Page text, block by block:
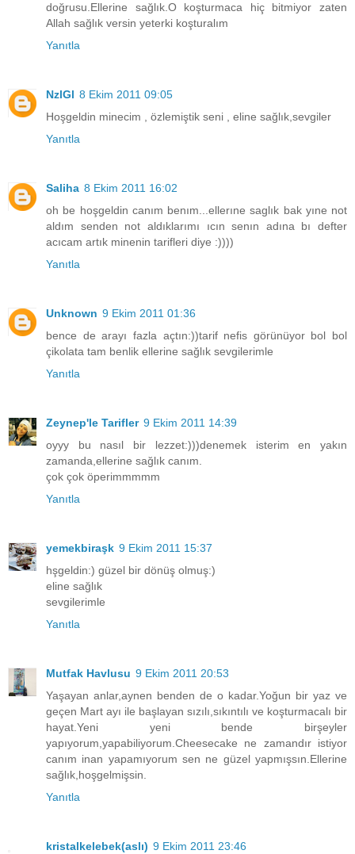
doğrusu.Ellerine sağlık.O koşturmaca hiç bitmiyor zaten
Allah sağlık versin yeterki koşturalım
Yanıtla
NzlGl 8 Ekim 2011 09:05
Hoşgeldin minecim , özlemiştik seni , eline sağlık,sevgiler
Yanıtla
Saliha 8 Ekim 2011 16:02
oh be hoşgeldin canım benım...ellerıne saglık bak yıne not
aldım senden not aldıklarımı ıcın senın adına bı defter
acıcam artık minenin tarifleri diye :))))
Yanıtla
Unknown 9 Ekim 2011 01:36
bence de arayı fazla açtın:))tarif nefis görünüyor bol bol
çikolata tam benlik ellerine sağlık sevgilerimle
Yanıtla
Zeynep'le Tarifler 9 Ekim 2011 14:39
oyyy bu nasıl bir lezzet:)))denemek isterim en yakın
zamanda,ellerine sağlık canım.
çok çok öperimmmmm
Yanıtla
yemekbiraşk 9 Ekim 2011 15:37
hşgeldin:) güzel bir dönüş olmuş:)
eline sağlık
sevgilerimle
Yanıtla
Mutfak Havlusu 9 Ekim 2011 20:53
Yaşayan anlar,aynen benden de o kadar.Yoğun bir yaz ve
geçen Mart ayı ile başlayan sızılı,sıkıntılı ve koşturmacalı bir
hayat.Yeni yeni bende birşeyler
yapıyorum,yapabiliyorum.Cheesecake ne zamandır istiyor
canım inan yapamıyorum sen ne güzel yapmışsın.Ellerine
sağlık,hoşgelmişsin.
Yanıtla
kristalkelebek(aslı) 9 Ekim 2011 23:46